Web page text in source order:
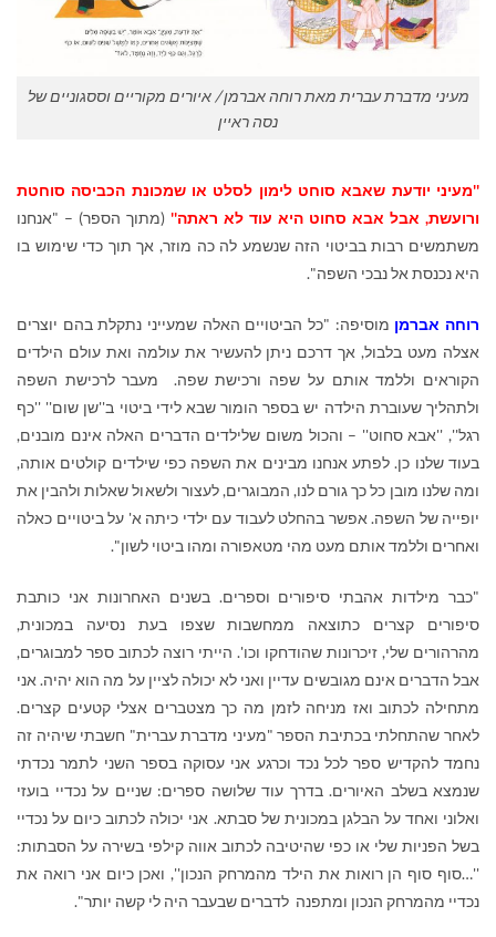
מעיני מדברת עברית מאת רוחה אברמן / איורים מקוריים וססגוניים של
נסה ראיין
''מעיני יודעת שאבא סוחט לימון לסלט או שמכונת הכביסה סוחטת
ורועשת, אבל אבא סחוט היא עוד לא ראתה'' (מתוך הספר) – "אנחנו
משתמשים רבות בביטוי הזה שנשמע לה כה מוזר, אך תוך כדי שימוש בו
היא נכנסת אל נבכי השפה".
רוחה אברמן מוסיפה: "כל הביטויים האלה שמעייני נתקלת בהם יוצרים
אצלה מעט בלבול, אך דרכם ניתן להעשיר את עולמה ואת עולם הילדים
הקוראים וללמד אותם על שפה ורכישת שפה. מעבר לרכישת השפה
ולתהליך שעוברת הילדה יש בספר הומור שבא לידי ביטוי ב''שן שום'' ''כף
רגל'', ''אבא סחוט'' – והכול משום שלילדים הדברים האלה אינם מובנים,
בעוד שלנו כן. לפתע אנחנו מבינים את השפה כפי שילדים קולטים אותה,
ומה שלנו מובן כל כך גורם לנו, המבוגרים, לעצור ולשאול שאלות ולהבין את
יופייה של השפה. אפשר בהחלט לעבוד עם ילדי כיתה א' על ביטויים כאלה
ואחרים וללמד אותם מעט מהי מטאפורה ומהו ביטוי לשון".
"כבר מילדות אהבתי סיפורים וספרים. בשנים האחרונות אני כותבת
סיפורים קצרים כתוצאה ממחשבות שצפו בעת נסיעה במכונית,
מהרהורים שלי, זיכרונות שהודחקו וכו'. הייתי רוצה לכתוב ספר למבוגרים,
אבל הדברים אינם מגובשים עדיין ואני לא יכולה לציין על מה הוא יהיה. אני
מתחילה לכתוב ואז מניחה לזמן מה כך מצטברים אצלי קטעים קצרים.
לאחר שהתחלתי בכתיבת הספר "מעיני מדברת עברית" חשבתי שיהיה זה
נחמד להקדיש ספר לכל נכד וכרגע אני עסוקה בספר השני לתמר נכדתי
שנמצא בשלב האיורים. בדרך עוד שלושה ספרים: שניים על נכדיי בועזי
ואלוני ואחד על הבלגן במכונית של סבתא. אני יכולה לכתוב כיום על נכדיי
בשל הפניות שלי או כפי שהיטיבה לכתוב אווה קילפי בשירה על הסבתות:
''…סוף סוף הן רואות את הילד מהמרחק הנכון'', ואכן כיום אני רואה את
נכדיי מהמרחק הנכון ומתפנה לדברים שבעבר היה לי קשה יותר".